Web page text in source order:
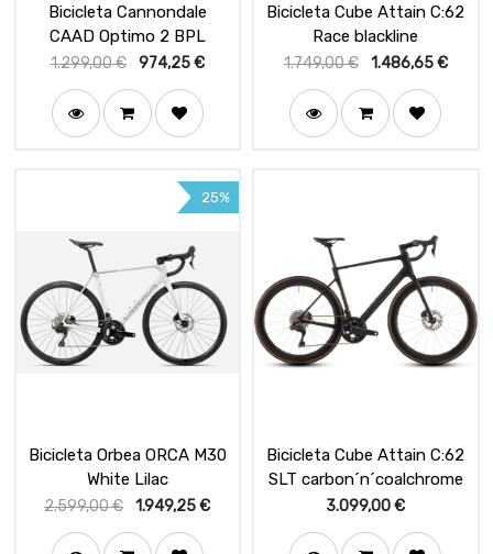
Bicicleta Cannondale
CAAD Optimo 2 BPL
1.299,00€ 974,25€
Bicicleta Cube Attain C:62
Race blackline
1.749,00€ 1.486,65€
25%
Bicicleta Orbea ORCA M30
White Lilac
2.599,00€ 1.949,25€
Bicicleta Cube Attain C:62
SLT carbon´n´coalchrome
3.099,00€